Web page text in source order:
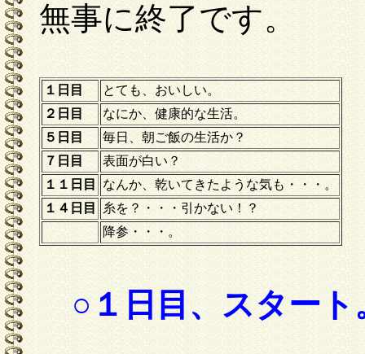
無事に終了です。
１日目
とても、おいしい。
２日目
なにか、健康的な生活。
５日目
毎日、朝ご飯の生活か？
７日目
表面が白い？
１１日目 なんか、乾いてきたような気も・・・。
１４日目 糸を？・・・引かない！？
降参・・・。
○１日目、スタート